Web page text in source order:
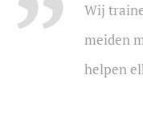
Wij
meiden
helpen